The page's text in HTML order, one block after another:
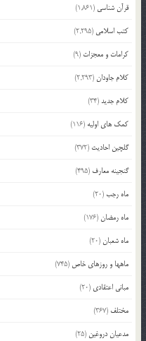
قرآن شناسی (1,861)
کتب اسلامی (2,295)
کرامات و معجزات (9)
کلام جاودان(2,293)
کلام جدید(34)
کمک های اولیه (116)
گلچین احادیث (372)
گنجینه معارف (495)
ماه رجب(20)
ماه رمضان(176)
ماه شعبان(20)
ماهها و روزهای خاص (745)
مبانی اعتقادی (20)
مختلف (367)
مدعیان دروغین (25)